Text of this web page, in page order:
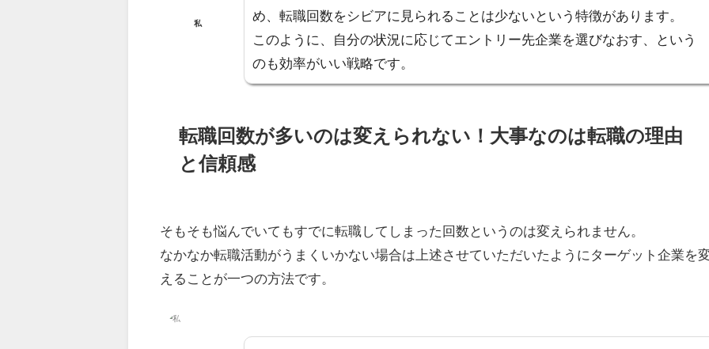
私
め、転職回数をシビアに見られることは少ないという特徴があります。
このように、
自分の状況に応じてエントリー先企業を選びなおす、
という
のも効率がいい戦略です。
転職回数が多いのは変えられない！大事なのは転職の理由
と信頼感
そもそも悩んでいてもすでに転職してしまった回数というのは変えられません。
なかなか転職活動がうまくいかない場合は上述させていただいたように ターゲット企業を
えること が一つの方法です。